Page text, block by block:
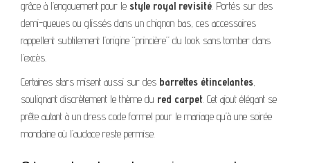
grâce à l’engouement pour le style royal revisité. Portés sur des
demi-queues ou glissés dans un chignon bas, ces accessoires
rappellent subtilement l’origine “princière” du look sans tomber dans
l’excès.
Certaines stars misent aussi sur des barrettes étincelantes,
soulignant discrètement le thème du red carpet. Cet ajout élégant se
prête autant à un dress code formel pour le mariage qu’à une soirée
mondaine où l’audace reste permise.